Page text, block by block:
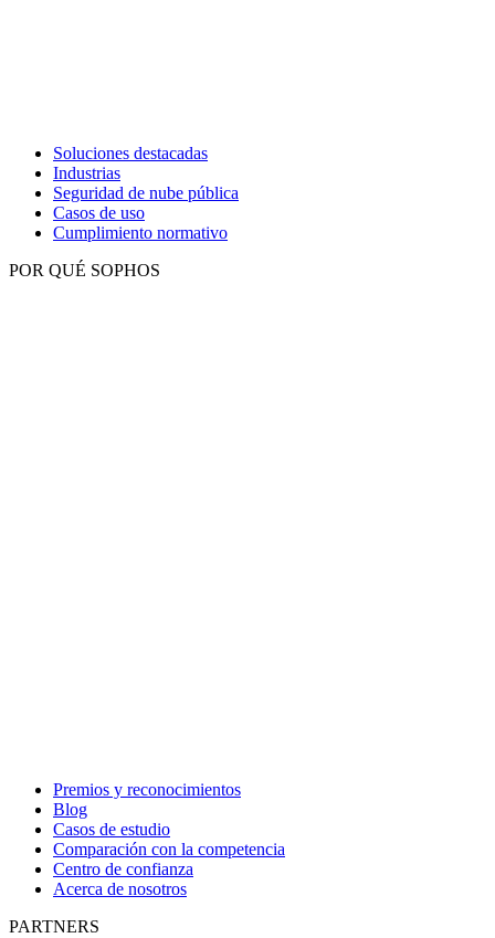
Soluciones destacadas
Industrias
Seguridad de nube pública
Casos de uso
Cumplimiento normativo
POR QUÉ SOPHOS
Premios y reconocimientos
Blog
Casos de estudio
Comparación con la competencia
Centro de confianza
Acerca de nosotros
PARTNERS